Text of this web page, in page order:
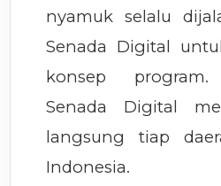
nyamuk selalu
Senada Digital
konsep
Senada Digital
langsung tiap
Indonesia.